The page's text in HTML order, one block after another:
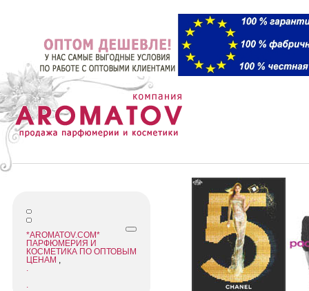
*AROMATOV.COM*
ПАРФЮМЕРИЯ И
КОСМЕТИКА ПО ОПТОВЫМ
ЦЕНАМ ,
.
.